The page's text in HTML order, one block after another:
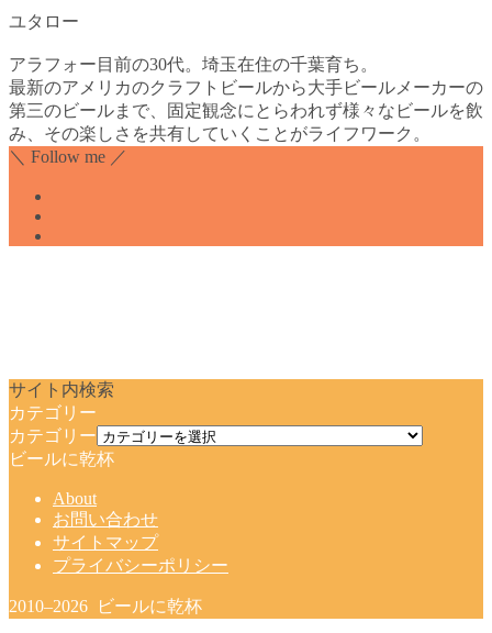
ユタロー
アラフォー目前の30代。埼玉在住の千葉育ち。
最新のアメリカのクラフトビールから大手ビールメーカーの
第三のビールまで、固定観念にとらわれず様々なビールを飲
み、その楽しさを共有していくことがライフワーク。
＼ Follow me ／
サイト内検索
カテゴリー
カテゴリー
ビールに乾杯
About
お問い合わせ
サイトマップ
プライバシーポリシー
2010–2026 ビールに乾杯